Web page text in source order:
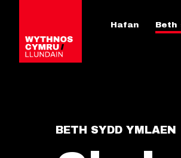
Hafan Beth
BETH SYDD YMLAEN